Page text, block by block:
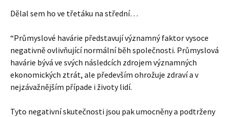
Dělal sem ho ve třetáku na střední…
“Průmyslové havárie představují významný faktor vysoce
negativně ovlivňující normální běh společnosti. Průmyslová
havárie bývá ve svých následcích zdrojem významných
ekonomických ztrát, ale především ohrožuje zdraví a v
nejzávažnějším případe i životy lidí.
Tyto negativní skutečnosti jsou pak umocněny a podtrženy